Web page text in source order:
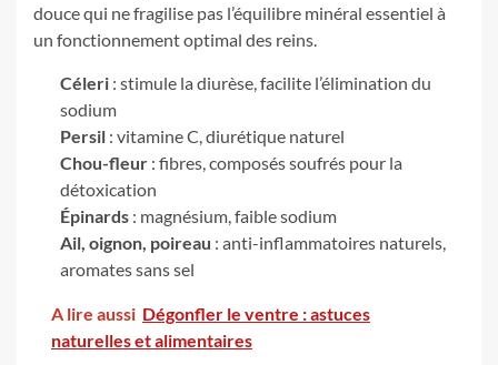
douce qui ne fragilise pas l’équilibre minéral essentiel à
un fonctionnement optimal des reins.
Céleri : stimule la diurèse, facilite l’élimination du
sodium
Persil : vitamine C, diurétique naturel
Chou-fleur : fibres, composés soufrés pour la
détoxication
Épinards : magnésium, faible sodium
Ail, oignon, poireau : anti-inflammatoires naturels,
aromates sans sel
A lire aussi Dégonfler le ventre : astuces
naturelles et alimentaires